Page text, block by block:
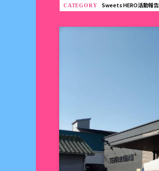
Sweets HERO活動報告